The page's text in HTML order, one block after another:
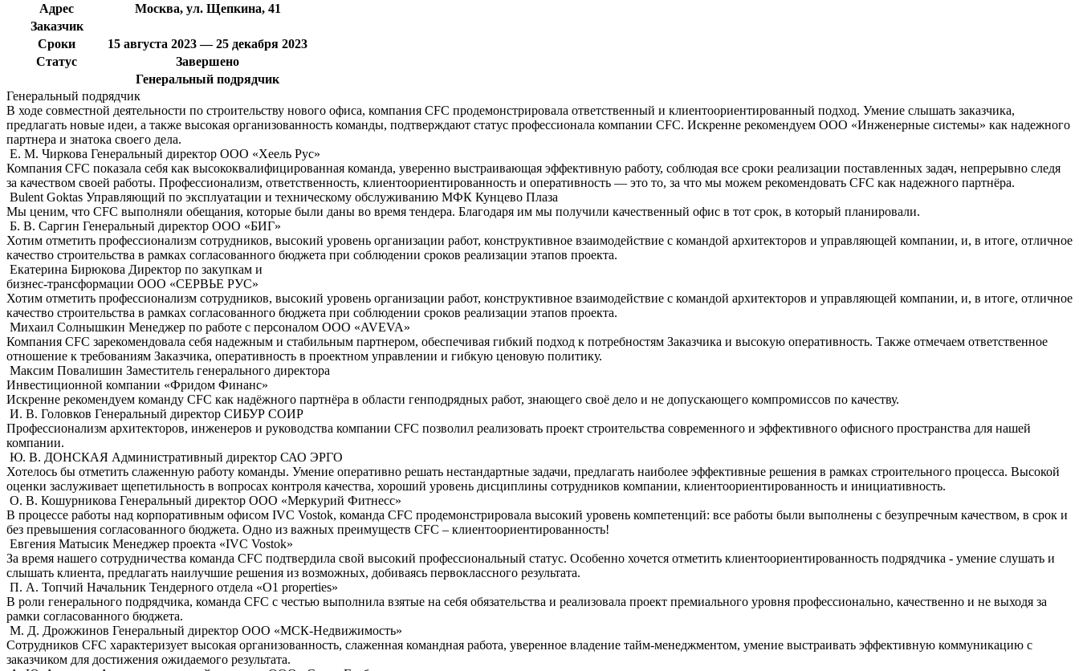
Адрес
Москва, ул. Щепкина, 41
Заказчик
Сроки
15 августа 2023 — 25 декабря 2023
Статус
Завершено
Генеральный подрядчик
Генеральный подрядчик
В ходе совместной деятельности по строительству нового офиса, компания CFC продемонстрировала ответственный и клиентоориентированный подход. Умение слышать заказчика,
предлагать новые идеи, а также высокая организованность команды, подтверждают статус профессионала компании CFC. Искренне рекомендуем ООО «Инженерные системы» как надежного
партнера и знатока своего дела.
Е. М. Чиркова Генеральный директор ООО «Хеель Рус»
Компания CFC показала себя как высококвалифицированная команда, уверенно выстраивающая эффективную работу, соблюдая все сроки реализации поставленных задач, непрерывно следя
за качеством своей работы. Профессионализм, ответственность, клиентоориентированность и оперативность — это то, за что мы можем рекомендовать CFC как надежного партнёра.
Bulent Goktas Управляющий по эксплуатации и техническому обслуживанию МФК Кунцево Плаза
Мы ценим, что CFC выполняли обещания, которые были даны во время тендера. Благодаря им мы получили качественный офис в тот срок, в который планировали.
Б. В. Саргин Генеральный директор OOO «БИГ»
Хотим отметить профессионализм сотрудников, высокий уровень организации работ, конструктивное взаимодействие с командой архитекторов и управляющей компании, и, в итоге, отличное
качество строительства в рамках согласованного бюджета при соблюдении сроков реализации этапов проекта.
Екатерина Бирюкова Директор по закупкам и
бизнес-трансформации ООО «СЕРВЬЕ РУС»
Хотим отметить профессионализм сотрудников, высокий уровень организации работ, конструктивное взаимодействие с командой архитекторов и управляющей компании, и, в итоге, отличное
качество строительства в рамках согласованного бюджета при соблюдении сроков реализации этапов проекта.
Михаил Солнышкин Менеджер по работе с персоналом ООО «AVEVA»
Компания CFC зарекомендовала себя надежным и стабильным партнером, обеспечивая гибкий подход к потребностям Заказчика и высокую оперативность. Также отмечаем ответственное
отношение к требованиям Заказчика, оперативность в проектном управлении и гибкую ценовую политику.
Максим Повалишин Заместитель генерального директора
Инвестиционной компании «Фридом Финанс»
Искренне рекомендуем команду CFC как надёжного партнёра в области генподрядных работ, знающего своё дело и не допускающего компромиссов по качеству.
И. В. Головков Генеральный директор СИБУР СОИР
Профессионализм архитекторов, инженеров и руководства компании CFC позволил реализовать проект строительства современного и эффективного офисного пространства для нашей
компании.
Ю. В. ДОНСКАЯ Административный директор САО ЭРГО
Хотелось бы отметить слaженную работу команды. Умение оперативно решать нестандартные задачи, предлагать наиболее эффективные решения в рамках строительного процесса. Высокой
оценки заслуживает щепетильность в вопросах контроля качества, хороший уровень дисциплины сотрудников компании, клиентоориентированность и инициативность.
О. В. Кошурникова Генеральный директор ООО «Меркурий Фитнесс»
В процессе работы над корпоративным офисом IVC Vostok, команда СFС продемонстрировала высокий уровень компетенций: все работы были выполнены с безупречным качеством, в срок и
без превышения согласованного бюджета. Одно из важных преимуществ СFС – клиентоориентированность!
Евгения Матысик Менеджер проекта «IVC Vostok»
За время нашего сотрудничества команда CFC подтвердила свой высокий профессиональный статус. Особенно хочется отметить клиентоориентированность подрядчика - умение слушать и
слышать клиента, предлагать наилучшие решения из возможных, добиваясь первоклассного результата.
П. А. Топчий Начальник Тендерного отдела «О1 properties»
В роли генерального подрядчика, команда CFC с честью выполнила взятые на себя обязательства и реализовала проект премиального уровня профессионально, качественно и не выходя за
рамки согласованного бюджета.
М. Д. Дрожжинов Генеральный директор ООО «МСК-Недвижимость»
Сотрудников CFC характеризует высокая организованность, слаженная командная работа, уверенное владение тайм-менеджментом, умение выстраивать эффективную коммуникацию с
заказчиком для достижения ожидаемого результата.